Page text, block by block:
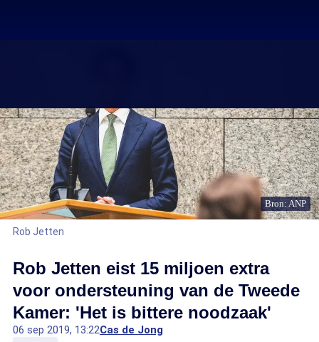
Bron: ANP
Rob Jetten
Rob Jetten eist 15 miljoen extra
voor ondersteuning van de Tweede
Kamer: 'Het is bittere noodzaak'
06 sep 2019, 13:22Cas de Jong